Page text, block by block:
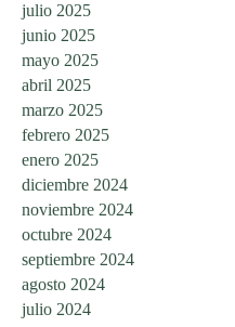
julio 2025
junio 2025
mayo 2025
abril 2025
marzo 2025
febrero 2025
enero 2025
diciembre 2024
noviembre 2024
octubre 2024
septiembre 2024
agosto 2024
julio 2024